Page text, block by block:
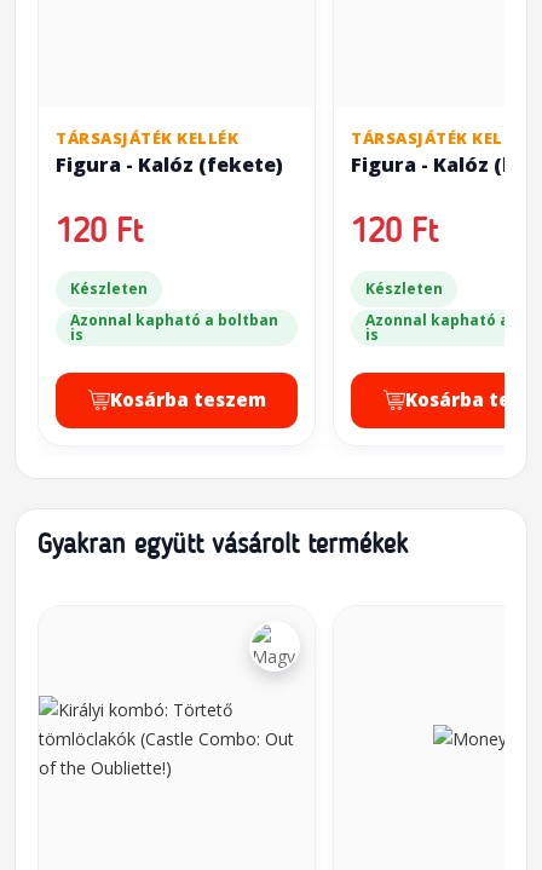
TÁRSASJÁTÉK KELLÉK
Figura - Kalóz (fekete)
120 Ft
Készleten
Azonnal kapható a boltban
is
Kosárba teszem
TÁRSASJÁTÉK KELLÉK
Figura - Kalóz
120 Ft
Készleten
Azonnal kapható a
is
Kosárba
Gyakran együtt vásárolt termékek